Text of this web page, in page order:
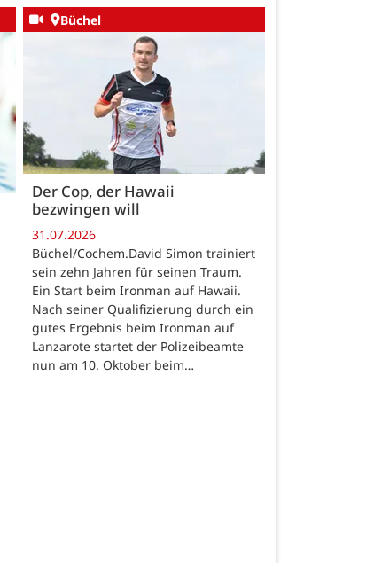
Büchel
Der Cop, der Hawaii
bezwingen will
31.07.2026
Büchel/Cochem.David Simon trainiert
sein zehn Jahren für seinen Traum.
Ein Start beim Ironman auf Hawaii.
Nach seiner Qualifizierung durch ein
gutes Ergebnis beim Ironman auf
Lanzarote startet der Polizeibeamte
nun am 10. Oktober beim…